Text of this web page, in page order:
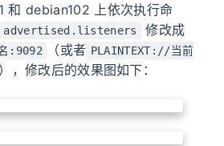
和 debian102 上依次执行命
advertised.listeners 修改成
:9092 （或者 PLAINTEXT://当前
），修改后的效果图如下：